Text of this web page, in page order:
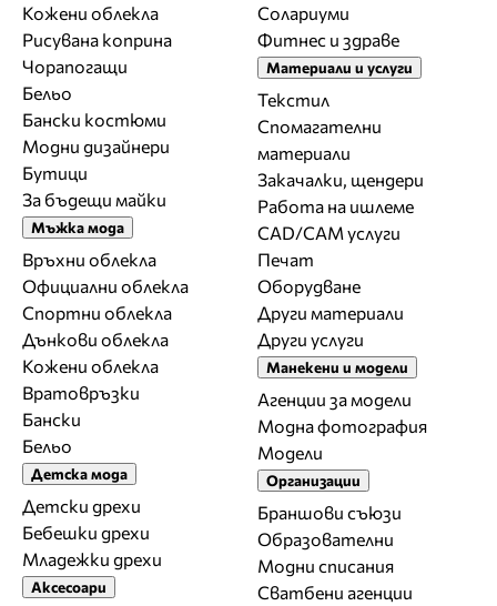
Кожени облекла
Рисувана коприна
Чорапогащи
Бельо
Бански костюми
Модни дизайнери
Бутици
За бъдещи майки
Мъжка мода
Връхни облекла
Официални облекла
Спортни облекла
Дънкови облекла
Кожени облекла
Вратовръзки
Бански
Бельо
Детска мода
Детски дрехи
Бебешки дрехи
Младежки дрехи
Аксесоари
Солариуми
Фитнес и здраве
Материали и услуги
Текстил
Спомагателни
материали
Закачалки, щендери
Работа на ишлеме
CAD/CAM услуги
Печат
Оборудване
Други материали
Други услуги
Манекени и модели
Агенции за модели
Модна фотография
Модели
Организации
Браншови съюзи
Образователни
Модни списания
Сватбени агенции